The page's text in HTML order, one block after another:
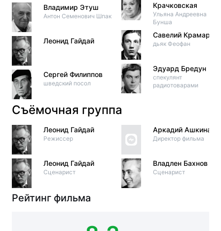
Владимир Этуш
Антон Семенович Шпак
Леонид Гайдай
Сергей Филиппов
шведский посол
Крачковская
Ульяна Андреевна
Бунша
Савелий Крамаров
дьяк Феофан
Эдуард Бредун
спекулянт
радиотоварами
Съёмочная группа
Леонид Гайдай
Режиссер
Леонид Гайдай
Сценарист
Аркадий Ашкинази
Директор фильма
Владлен Бахнов
Сценарист
Рейтинг фильма